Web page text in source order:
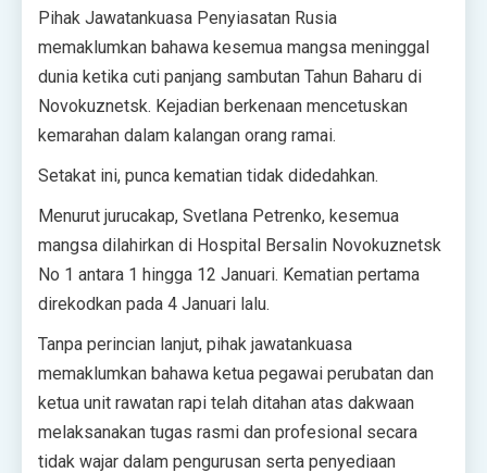
Pihak Jawatankuasa Penyiasatan Rusia
memaklumkan bahawa kesemua mangsa meninggal
dunia ketika cuti panjang sambutan Tahun Baharu di
Novokuznetsk. Kejadian berkenaan mencetuskan
kemarahan dalam kalangan orang ramai.
Setakat ini, punca kematian tidak didedahkan.
Menurut jurucakap, Svetlana Petrenko, kesemua
mangsa dilahirkan di Hospital Bersalin Novokuznetsk
No 1 antara 1 hingga 12 Januari. Kematian pertama
direkodkan pada 4 Januari lalu.
Tanpa perincian lanjut, pihak jawatankuasa
memaklumkan bahawa ketua pegawai perubatan dan
ketua unit rawatan rapi telah ditahan atas dakwaan
melaksanakan tugas rasmi dan profesional secara
tidak wajar dalam pengurusan serta penyediaan